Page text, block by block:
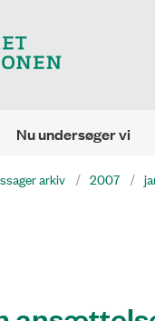
Nu undersøger vi
arkiv 2007